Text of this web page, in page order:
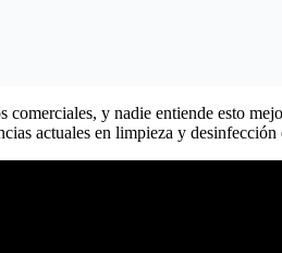
y nadie entiende esto
actuales en limpieza y desinfección